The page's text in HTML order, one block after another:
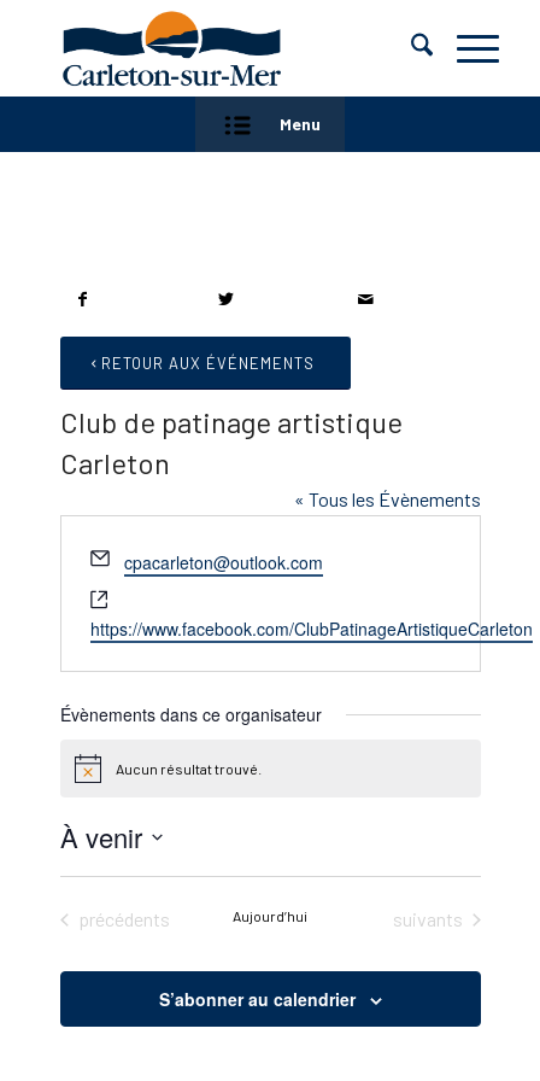
Menu
RETOUR AUX ÉVÉNEMENTS
Club de patinage artistique
Carleton
« Tous les Évènements
Email
cpacarleton@outlook.com
web
https://www.facebook.com/ClubPatinageArtistiqueCarleton
Évènements dans ce organisateur
NoticeAucun résultat trouvé.
À venir
Sélectionnez
date.
Évènements
précédents Aujourd’hui Évènements
suivants
S’abonner au calendrier